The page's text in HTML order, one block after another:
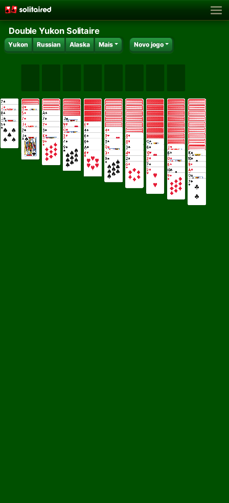
Double Yukon Solitaire
Yukon Russian Alaska Mais Novo jogo